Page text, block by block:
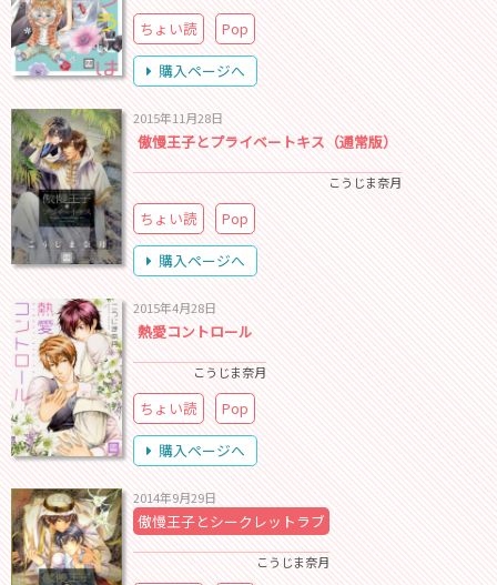
ちょい読
Pop
購入ページへ
2015年11月28日
傲慢王子とプライベートキス（通常版）
こうじま奈月
ちょい読
Pop
購入ページへ
2015年4月28日
熱愛コントロール
こうじま奈月
ちょい読
Pop
購入ページへ
2014年9月29日
傲慢王子とシークレットラブ
こうじま奈月